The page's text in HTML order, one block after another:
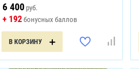
6 400 руб.
+ 192бонусных баллов
В КОРЗИНУ